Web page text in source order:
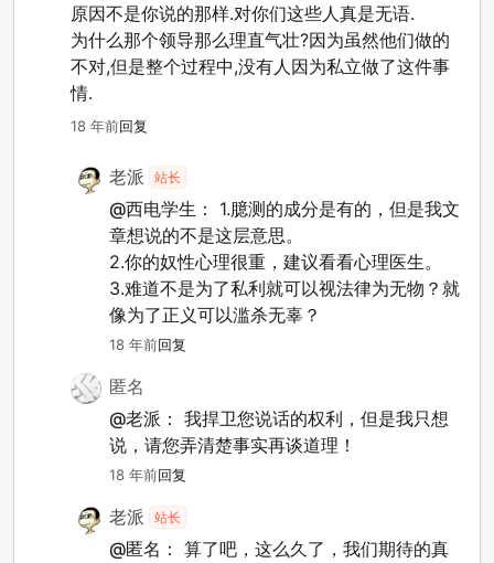
原因不是你说的那样.对你们这些人真是无语.
为什么那个领导那么理直气壮?因为虽然他们做的
不对,但是整个过程中,没有人因为私立做了这件事
情.
18 年前回复
老派 站长
@西电学生：
1.臆测的成分是有的，但是我文
章想说的不是这层意思。
2.你的奴性心理很重，建议看看心理医生。
3.难道不是为了私利就可以视法律为无物？就
像为了正义可以滥杀无辜？
18 年前回复
匿名
@老派： 我捍卫您说话的权利，但是我只想
说，请您弄清楚事实再谈道理！
18 年前回复
老派 站长
@匿名： 算了吧，这么久了，我们期待的真